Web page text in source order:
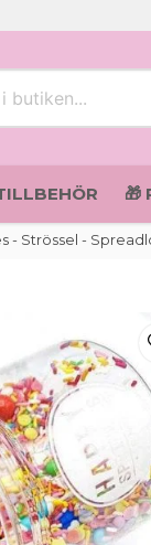
🎁
- Strössel -